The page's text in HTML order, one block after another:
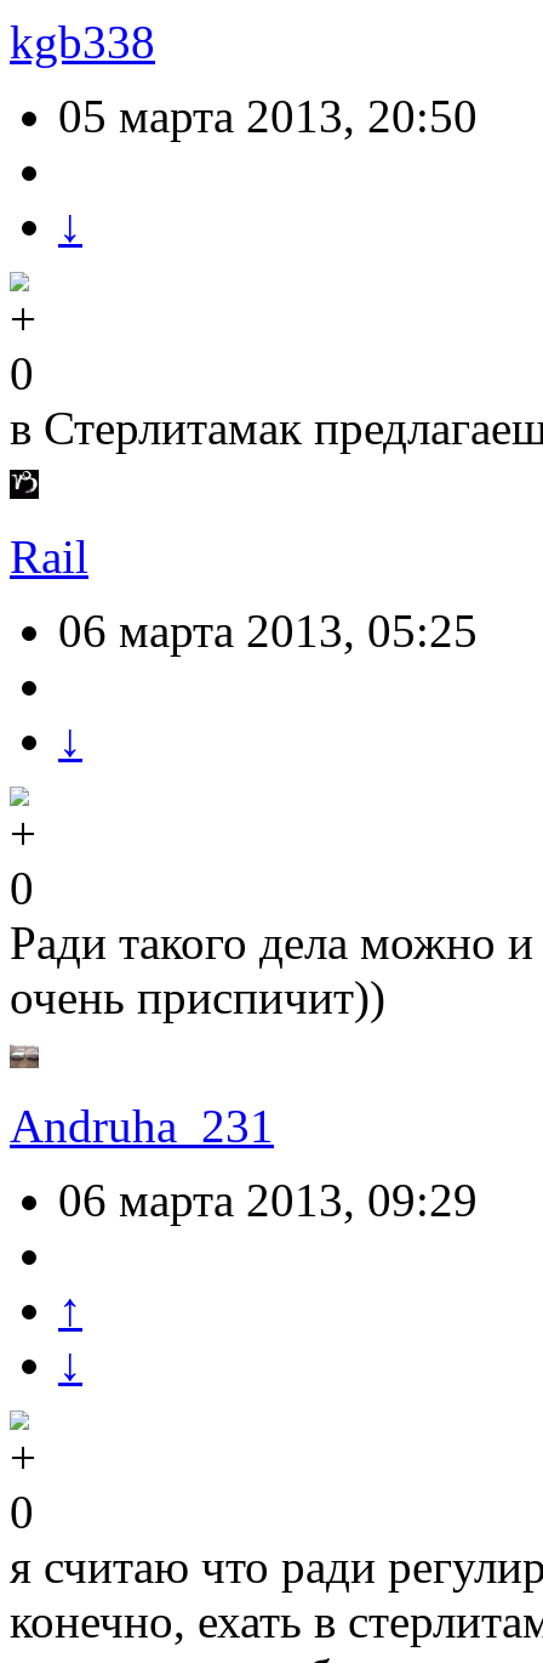
kgb338
05 марта 2013, 20:50
↓
0
в Стерлитамак
Rail
06 марта 2013, 05:25
↓
0
Ради такого дела можно и
очень приспичит))
Andruha_231
06 марта 2013, 09:29
↑
↓
0
я считаю что ради
конечно, ехать в